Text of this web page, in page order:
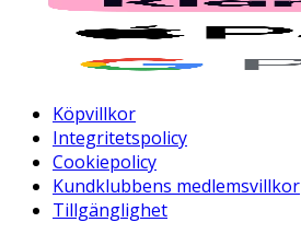
Köpvillkor
Integritetspolicy
Cookiepolicy
Kundklubbens medlemsvillkor
Tillgänglighet